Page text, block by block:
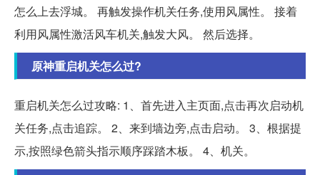
怎么上去浮城。 再触发操作机关任务,使用风属性。 接着
利用风属性激活风车机关,触发大风。 然后选择。
原神重启机关怎么过?
重启机关怎么过攻略: 1、首先进入主页面,点击再次启动机
关任务,点击追踪。 2、来到墙边旁,点击启动。 3、根据提
示,按照绿色箭头指示顺序踩踏木板。 4、机关。